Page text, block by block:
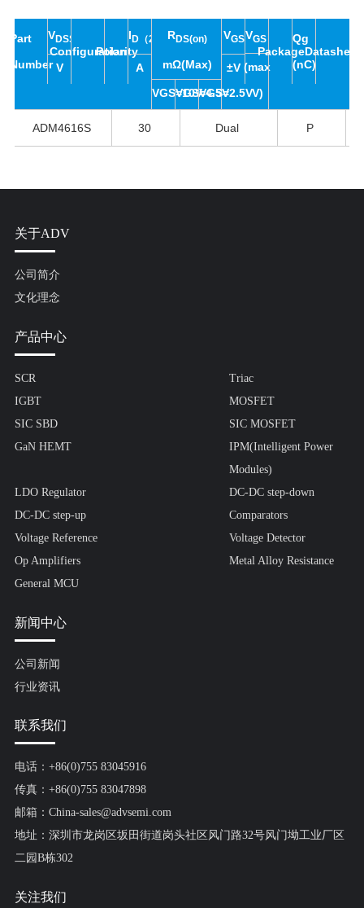
Part
Number
VDSS
V
Configuration
Polarity
ID（25℃）
A
RDS(on)
mΩ(Max)
VGS=10VVGS=4.5V
VGS=2.5V
VGS
±V
VGS（th)
(max
V)
Package
Qg
(nC)
Datasheet
ADM4616S 30 Dual P
关于ADV
公司简介
文化理念
产品中心
SCR
Triac
IGBT
MOSFET
SIC SBD
SIC MOSFET
GaN HEMT
IPM(Intelligent Power
Modules)
LDO Regulator
DC-DC step-down
DC-DC step-up
Comparators
Voltage Reference
Voltage Detector
Op Amplifiers
Metal Alloy Resistance
General MCU
新闻中心
公司新闻
行业资讯
联系我们
电话：+86(0)755 83045916
传真：+86(0)755 83047898
邮箱：China-sales@advsemi.com
地址：深圳市龙岗区坂田街道岗头社区风门路32号风门坳工业厂区
二园B栋302
关注我们